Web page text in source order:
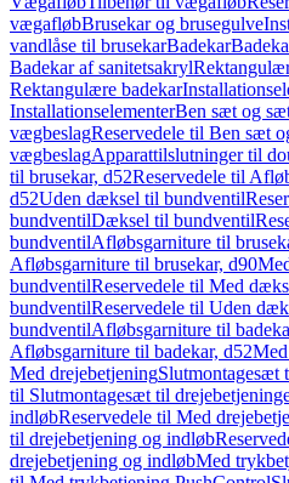
vægafløbBrusekar og brusegulve
vandlåse til brusekarBadekar
Badekar af sanitetsakryl
Rektangulære badekar
InstallationselementerBen sæt og
vægbeslagReservedele til Ben sæt
vægbeslagApparattilslutninger til
til brusekar, d52Reservedele til
d52Uden dæksel til bundventil
bundventilDæksel til bundventil
bundventilAfløbsgarniture til
Afløbsgarniture til brusekar, d90
bundventilReservedele til Med
bundventilReservedele til Uden
bundventilAfløbsgarniture til
Afløbsgarniture til badekar, d52
Med drejebetjeningSlutmontagesæt
til Slutmontagesæt til
indløbReservedele til Med
til drejebetjening og indløb
drejebetjening og indløbMed